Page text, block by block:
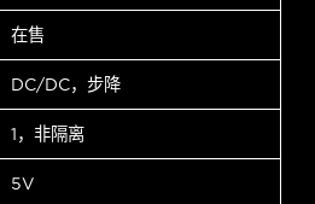
在售
DC/DC，步降
1，非隔离
5V